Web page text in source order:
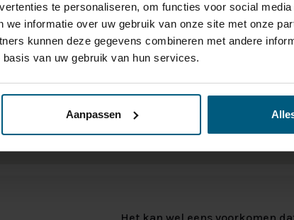
te personaliseren, om functies voor social
we informatie over uw gebruik van onze site met onze
kunnen deze gegevens combineren met andere
van uw gebruik van hun services.
Aanpassen
Het kan wel eens voorkomen